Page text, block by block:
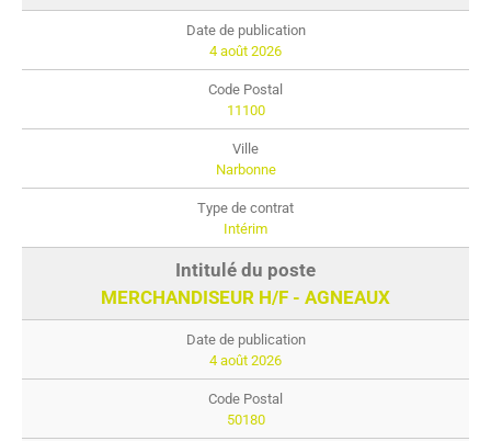
4 août 2026
11100
Narbonne
Intérim
MERCHANDISEUR H/F - AGNEAUX
4 août 2026
50180